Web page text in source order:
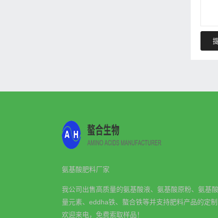
氨基酸肥料厂家
我公司出售高质量的氨基酸液、氨基酸原粉、氨基
量元素、eddha铁、螯合铁等并支持肥料产品的定
欢迎来电，免费索取样品！